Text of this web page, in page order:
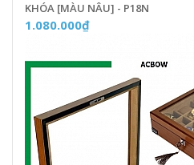
KHÓA [MÀU NÂU] - P18N
1.080.000₫